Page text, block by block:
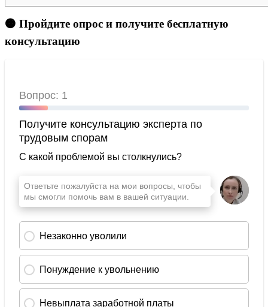
🟠 Пройдите опрос и получите бесплатную
консультацию